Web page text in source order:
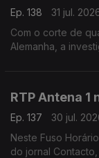
Ep. 138
31 jul.
Com o corte de
Alemanha, a
RTP Antena 1
Ep. 137
30 jul.
Neste Fuso
do jornal